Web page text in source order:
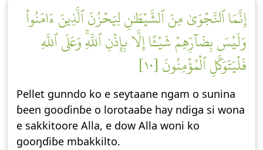
إِنَّمَا ٱلنَّجۡوَىٰ مِنَ ٱلشَّيۡطَٰنِ لِيَحۡزُنَ ٱلَّذِينَ ءَامَنُواْ
وَلَيۡسَ بِضَآرِّهِمۡ شَيۡـًٔا إِلَّا بِإِذۡنِ ٱللَّهِۚ وَعَلَى ٱللَّهِ
فَلۡيَتَوَكَّلِ ٱلۡمُؤۡمِنُونَ [١٠]
Pellet gunndo ko e seytaane ngam o sunina
ɓeen gooɗinɓe o lorotaaɓe hay ndiga si wona
e sakkitoore Alla, e dow Alla woni ko
gooŋɗiɓe mbakkilto.